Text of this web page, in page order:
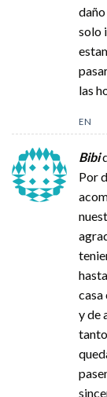
solo
las
EN
Bibi
Por
casa
y de